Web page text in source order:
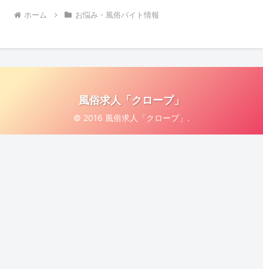
ホーム お悩み・風俗バイト情報
風俗求人「クロープ」
© 2016 風俗求人「クロープ」.